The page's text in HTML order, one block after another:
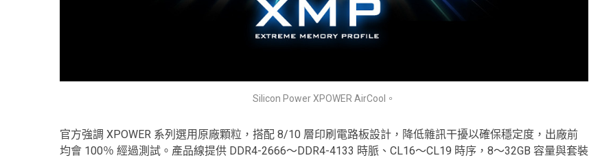
Silicon Power XPOWER AirCool。
官方強調 XPOWER 系列選用原廠顆粒，搭配 8/10 層印刷電路板設計，降低雜訊干擾以確保穩定度，出廠前
均會 100％ 經過測試。產品線提供 DDR4-2666～DDR4-4133 時脈、CL16～CL19 時序，8～32GB 容量與套裝